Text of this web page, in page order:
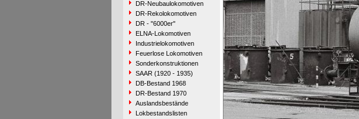
DR-Neubaulokomotiven
DR-Rekolokomotiven
DR - "6000er"
ELNA-Lokomotiven
Industrielokomotiven
Feuerlose Lokomotiven
Sonderkonstruktionen
SAAR (1920 - 1935)
DB-Bestand 1968
DR-Bestand 1970
Auslandsbestände
Lokbestandslisten